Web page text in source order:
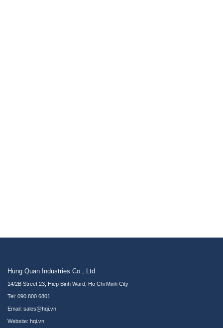
Hung Quan Industries Co., Ltd
14/2B Street 23, Hiep Binh Ward, Ho Chi Minh City
Tel: 090 800 6801
Email: sales@hqi.vn
Website: hqi.vn